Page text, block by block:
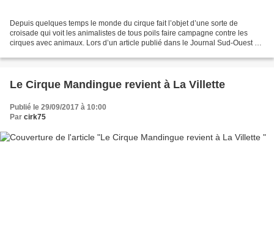
Depuis quelques temps le monde du cirque fait l’objet d’une sorte de
croisade qui voit les animalistes de tous poils faire campagne contre les
cirques avec animaux. Lors d’un article publié dans le Journal Sud-Ouest en
Le Cirque Mandingue revient à La Villette
Publié le 29/09/2017 à 10:00
Par cirk75